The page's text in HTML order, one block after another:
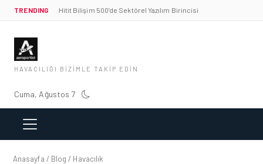
TRENDING Hitit Bilişim 500’de Sektörel Yazılım Birincisi
HAVACILIĞI BIZIMLE TAKIP EDIN
Cuma, Ağustos 7
Anasayfa / Blog / Havacılık